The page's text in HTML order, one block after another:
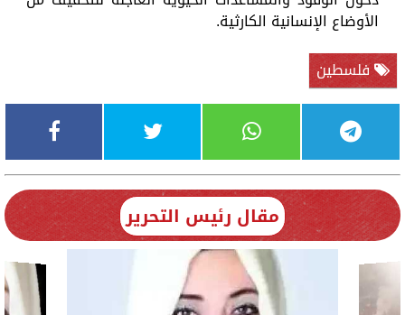
الأوضاع الإنسانية الكارثية.
فلسطين
مقال رئيس التحرير